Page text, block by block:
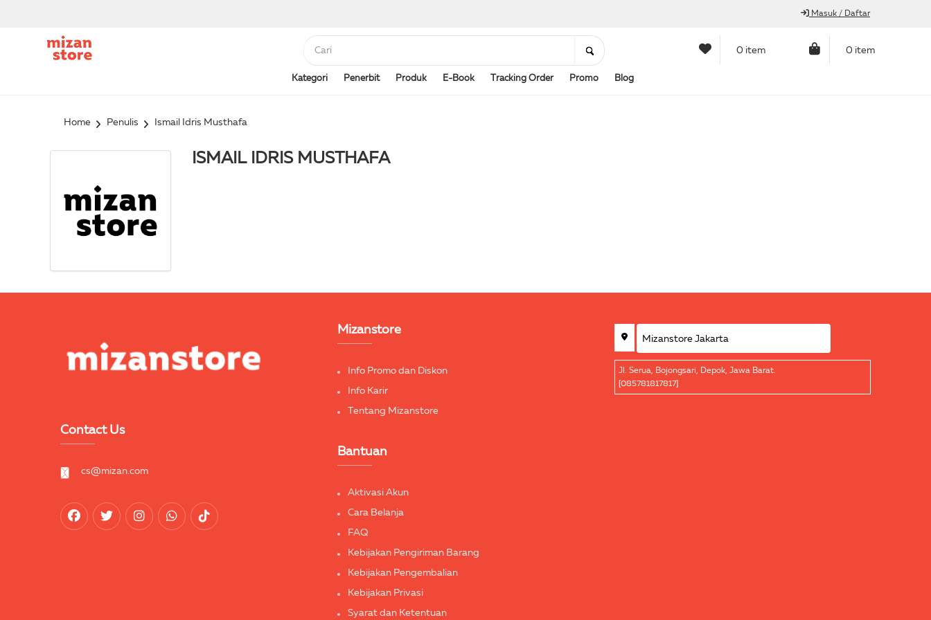
Masuk / Daftar
0 item 0 item
Kategori Penerbit Produk E-Book Tracking Order Promo Blog
Home Penulis Ismail Idris Musthafa
ISMAIL IDRIS MUSTHAFA
Contact Us
cs@mizan.com
Mizanstore
Info Promo dan Diskon
Info Karir
Tentang Mizanstore
Bantuan
Aktivasi Akun
Cara Belanja
FAQ
Kebijakan Pengiriman Barang
Kebijakan Pengembalian
Kebijakan Privasi
Syarat dan Ketentuan
Jl. Serua, Bojongsari, Depok, Jawa Barat.
[085781817817]